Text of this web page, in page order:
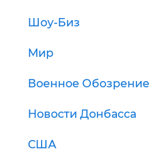
Шоу-Биз
Мир
Военное Обозрение
Новости Донбасса
США